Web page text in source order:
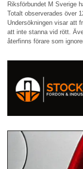
Riksförbundet M Sverige
Totalt observerades över
Undersökningen visar att
att inte stanna vid rött.
återfinns förare som